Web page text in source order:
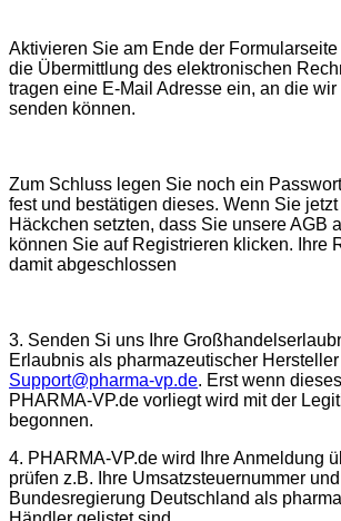
Aktivieren Sie am Ende der
die Übermittlung des elektronischen
tragen eine E-Mail Adresse ein, an die
senden können.
Zum Schluss legen Sie noch ein
fest und bestätigen dieses. Wenn Sie
Häckchen setzten, dass Sie unsere AGB
können Sie auf Registrieren klicken. Ihre
damit abgeschlossen
3. Senden Si uns Ihre
Erlaubnis als pharmazeutischer Hersteller
Support@pharma-vp.de. Erst wenn
PHARMA-VP.de vorliegt wird mit der
begonnen.
4. PHARMA-VP.de wird Ihre Anmeldung
prüfen z.B. Ihre Umsatzsteuernummer
Bundesregierung Deutschland als